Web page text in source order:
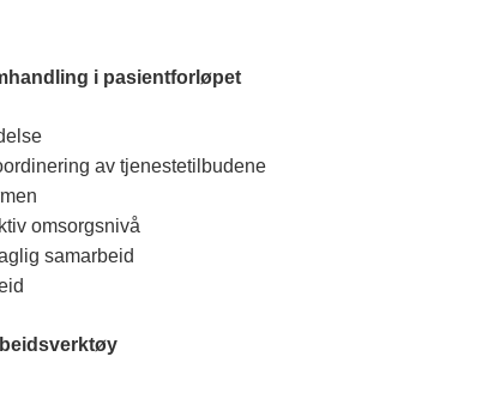
i pasientforløpet
av tjenestetilbudene
omsorgsnivå
samarbeid